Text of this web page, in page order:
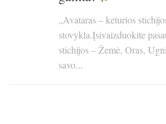
„Avataras – keturios
stovykla.Įsivaizduokite
stichijos – Žemė, Oras,
savo...